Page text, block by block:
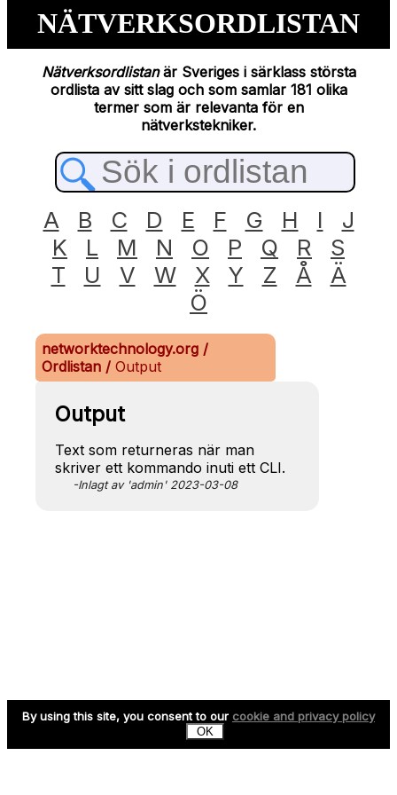
NÄTVERKSORDLISTAN
Nätverksordlistanär Sveriges i särklass största
ordlista av sitt slag och som samlar 181 olika
termer som är relevanta för en
nätverkstekniker.
A B C D E F G H I
J
K
L M N O P Q R
S
T
U V W X Y Z Å
Ä
Ö
networktechnology.org /
Ordlistan /Output
Output
Text som returneras när man
skriver ett kommando inuti ett CLI.
-Inlagt av 'admin' 2023-03-08
By using this site, you consent to our cookie and privacy policy